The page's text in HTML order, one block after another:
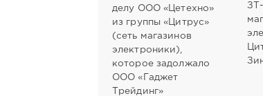
делу ООО «Цетехно»
из группы «Цитрус»
(сеть магазинов
электроники),
которое задолжало
ООО «Гаджет
Трейдинг»